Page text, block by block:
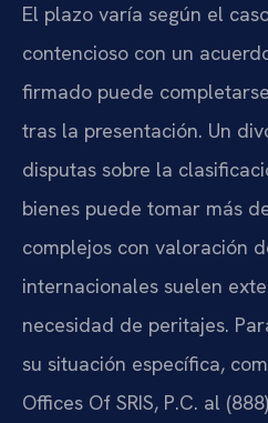
El plazo varía según el
contencioso con un
firmado puede
tras la presentación. Un
disputas sobre la
bienes puede tomar más
complejos con valoración
internacionales suelen
necesidad de peritajes.
su situación específica,
Offices Of SRIS, P.C. al